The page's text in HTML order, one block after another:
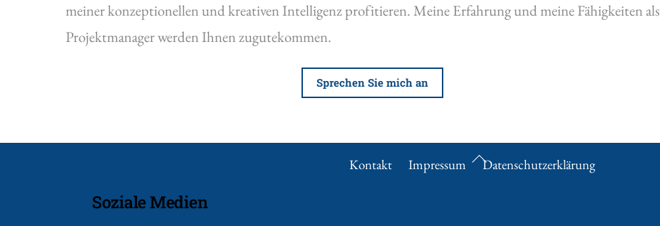
meiner konzeptionellen und kreativen Intelligenz profitieren. Meine Erfahrung und meine Fähigkeiten als
Projektmanager werden Ihnen zugutekommen.
Sprechen Sie mich an
Back
Kontakt Impressum Datenschutzerklärung
Soziale Medien